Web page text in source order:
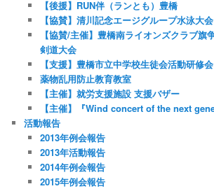
【後援】RUN伴（ランとも）豊橋
【協賛】清川記念エージグループ水泳大会
【協賛/主催】豊橋南ライオンズクラブ旗
剣道大会
【支援】豊橋市立中学校生徒会活動研修会
薬物乱用防止教育教室
【主催】就労支援施設 支援バザー
【主催】『Wind concert of the next
活動報告
2013年例会報告
2013年活動報告
2014年例会報告
2015年例会報告